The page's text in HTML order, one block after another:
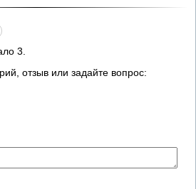
3.
отзыв или задайте вопрос: